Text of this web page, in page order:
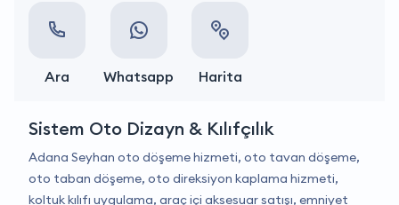
Ara Whatsapp Harita
Sistem Oto Dizayn & Kılıfçılık
Adana Seyhan oto döşeme hizmeti, oto tavan döşeme,
oto taban döşeme, oto direksiyon kaplama hizmeti,
koltuk kılıfı uygulama, araç içi aksesuar satışı, emniyet